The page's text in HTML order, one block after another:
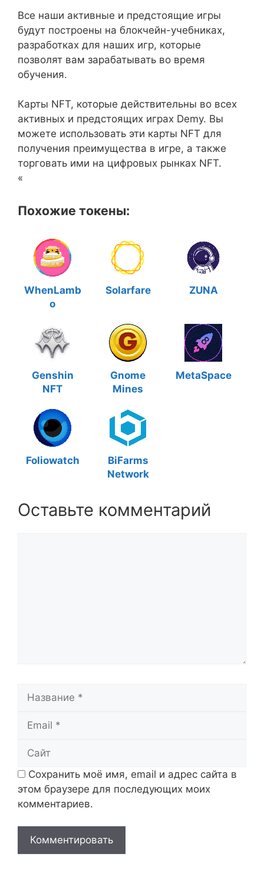
Все наши активные и предстоящие игры
будут построены на блокчейн-учебниках,
разработках для наших игр, которые
позволят вам зарабатывать во время
обучения.
Карты NFT, которые действительны во всех
активных и предстоящих играх Demy. Вы
можете использовать эти карты NFT для
получения преимущества в игре, а также
торговать ими на цифровых рынках NFT.
«
Похожие токены:
WhenLamb
o
Solarfare ZUNA
Genshin
NFT
Gnome
Mines
MetaSpace
Foliowatch
BiFarms
Network
Оставьте комментарий
Сохранить моё имя, email и адрес сайта в
этом браузере для последующих моих
комментариев.